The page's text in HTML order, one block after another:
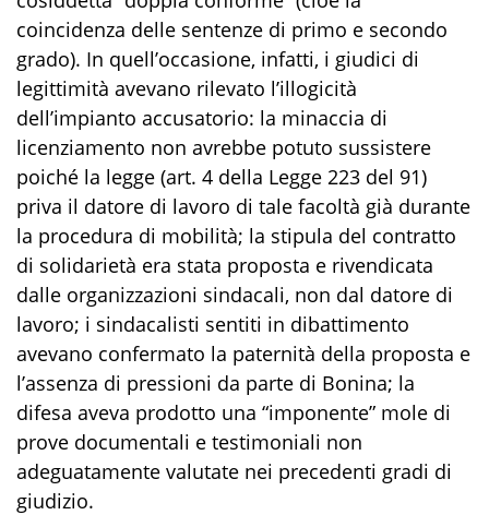
coincidenza delle sentenze di primo e secondo
grado). In quell’occasione, infatti, i giudici di
legittimità avevano rilevato l’illogicità
dell’impianto accusatorio: la minaccia di
licenziamento non avrebbe potuto sussistere
poiché la legge (art. 4 della Legge 223 del 91)
priva il datore di lavoro di tale facoltà già durante
la procedura di mobilità; la stipula del contratto
di solidarietà era stata proposta e rivendicata
dalle organizzazioni sindacali, non dal datore di
lavoro; i sindacalisti sentiti in dibattimento
avevano confermato la paternità della proposta e
l’assenza di pressioni da parte di Bonina; la
difesa aveva prodotto una “imponente” mole di
prove documentali e testimoniali non
adeguatamente valutate nei precedenti gradi di
giudizio.